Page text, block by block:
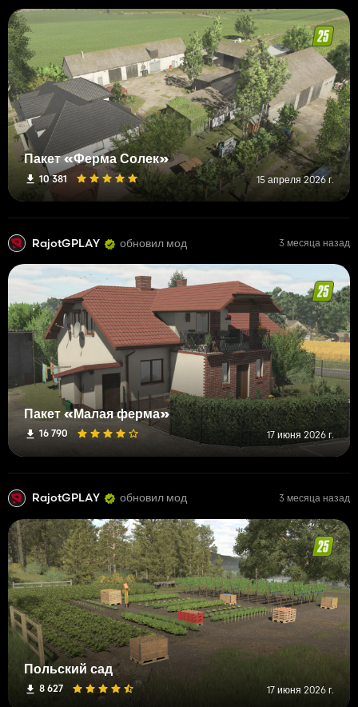
Пакет «Ферма Солек»
10 381 15 апреля 2026 г.
RajotGPLAY обновил мод 3 месяца назад
Пакет «Малая ферма»
16 790 17 июня 2026 г.
RajotGPLAY обновил мод 3 месяца назад
Польский сад
8 627 17 июня 2026 г.